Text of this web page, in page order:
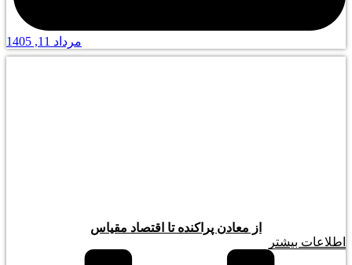
مرداد 11, 1405
از معادن پراکنده تا اقتصاد مقیاس
اطلاعات بیشتر